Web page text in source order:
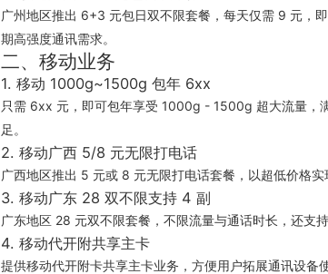
广州地区推出 6+3 元包日双不限套餐，每天仅需 9 元，
期高强度通讯需求。
二、移动业务
1. 移动 1000g~1500g 包年 6xx
只需 6xx 元，即可包年享受 1000g - 1500g 超大流量，
足。
2. 移动广西 5/8 元无限打电话
广西地区推出 5 元或 8 元无限打电话套餐，以超低价格实
3. 移动广东 28 双不限支持 4 副
广东地区 28 元双不限套餐，不限流量与通话时长，还支
4. 移动代开附共享主卡
提供移动代开附卡共享主卡业务，方便用户拓展通讯设备